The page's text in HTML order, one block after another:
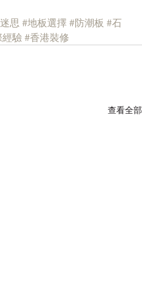
思 #地板選擇 #防潮板 #石
驗 #香港裝修
查看全部